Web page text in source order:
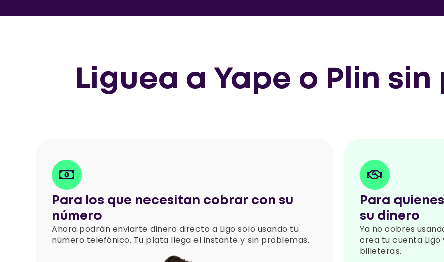
Liguea a Yape o Plin
Para los que necesitan cobrar con su
número
Ahora podrán enviarte dinero directo a Ligo solo usando tu
número telefónico. Tu plata llega el instante y sin problemas.
Para
su dinero
Ya no cobres
crea tu cuenta
billeteras.